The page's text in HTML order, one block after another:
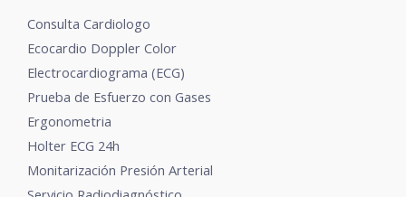
Consulta Cardiologo
Ecocardio Doppler Color
Electrocardiograma (ECG)
Prueba de Esfuerzo con Gases
Ergonometria
Holter ECG 24h
Monitarización Presión Arterial